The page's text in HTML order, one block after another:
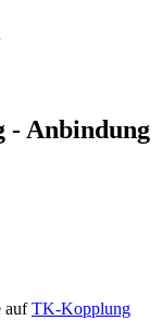
- Anbindung
aufTK-Kopplung